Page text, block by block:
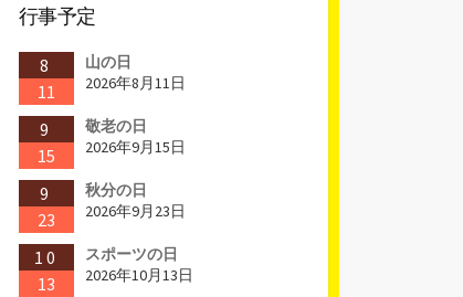
行事予定
8
11
山の日
2026年8月11日
9
15
敬老の日
2026年9月15日
9
23
秋分の日
2026年9月23日
10
13
スポーツの日
2026年10月13日